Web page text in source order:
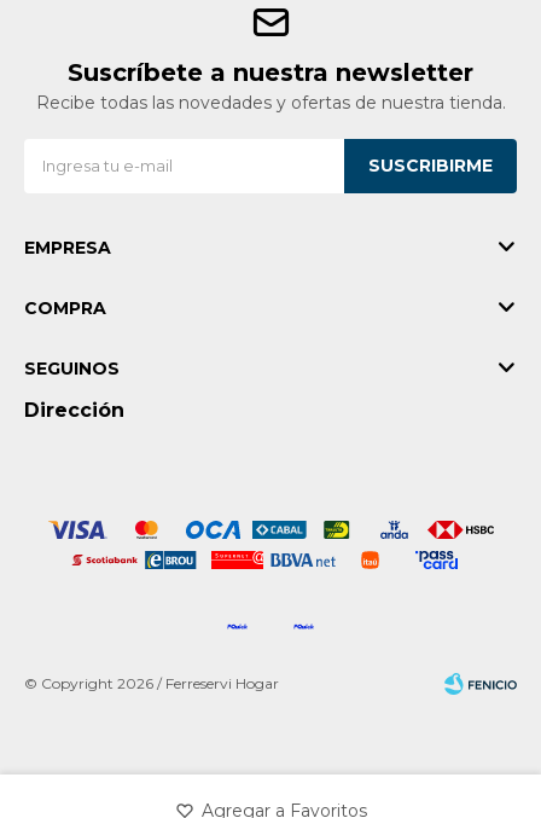
Suscríbete a nuestra newsletter
Recibe todas las novedades y ofertas de nuestra tienda.
SUSCRIBIRME
EMPRESA
COMPRA
Dirección
SEGUINOS
© Copyright 2026 / Ferreservi Hogar